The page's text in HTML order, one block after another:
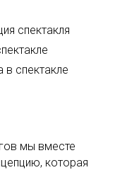
спектакля
спектакле
мы вместе
которая